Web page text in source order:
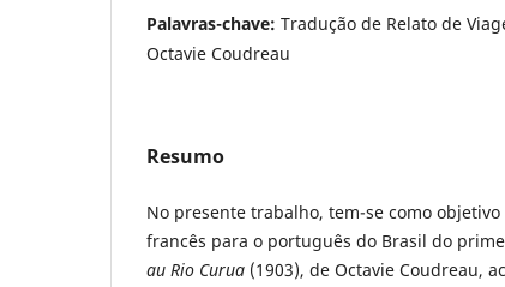
Palavras-chave: Tradução de Relato de
Octavie Coudreau
Resumo
No presente trabalho, tem-se como
francês para o português do Brasil do
au Rio Curua (1903), de Octavie Coudreau,